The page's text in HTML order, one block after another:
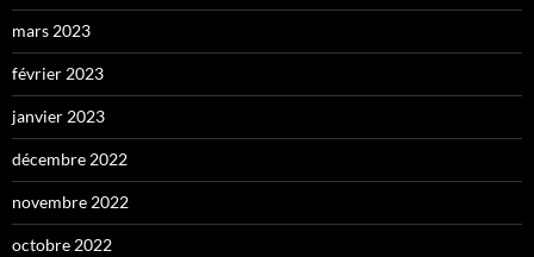
mars 2023
février 2023
janvier 2023
décembre 2022
novembre 2022
octobre 2022